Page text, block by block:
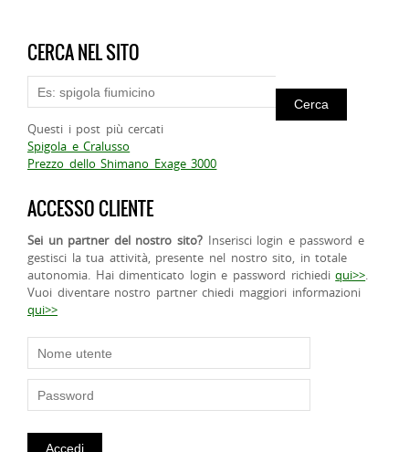
CERCA NEL SITO
Questi i post più cercati
Spigola e Cralusso
Prezzo dello Shimano Exage 3000
ACCESSO CLIENTE
Sei un partner del nostro sito? Inserisci login e password e
gestisci la tua attività, presente nel nostro sito, in totale
autonomia. Hai dimenticato login e password richiediqui>>.
Vuoi diventare nostro partner chiedi maggiori informazioni
qui>>